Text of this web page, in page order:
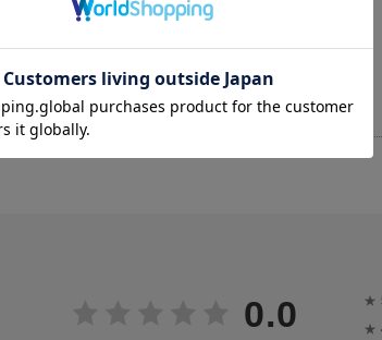
着用シーン
0.0 ★
★